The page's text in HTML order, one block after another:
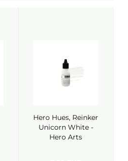
Hero Hues, Reinker
Unicorn White -
Hero Arts